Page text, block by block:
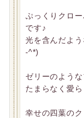
ぷっくりクロ
です♪
光を含んだよ
-^*)
ゼリーのよう
たまらなく愛
幸せの四葉の